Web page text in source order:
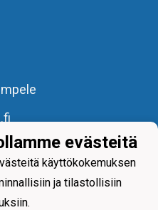
-
evästeitä
käyttökokemuksen
ja tilastollisiin